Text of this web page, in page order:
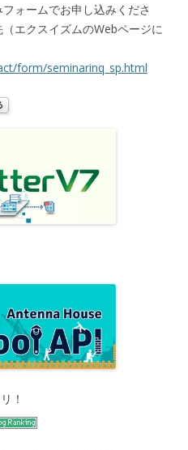
ォームでお申し込みくださ
エクスイズムのWebページに
form/seminarinq_sp.html
！